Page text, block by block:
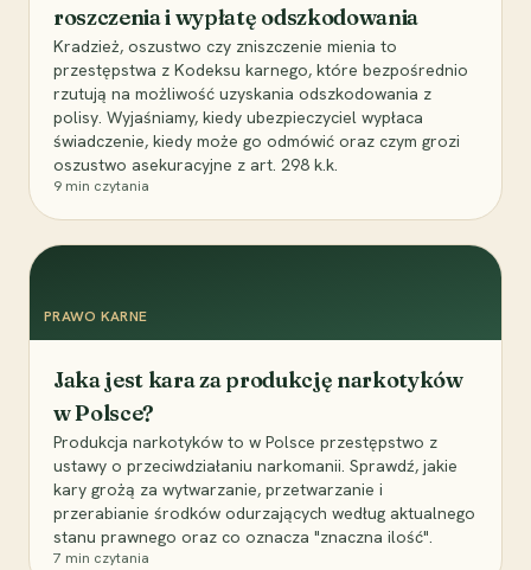
roszczenia i wypłatę odszkodowania
Kradzież, oszustwo czy zniszczenie mienia to
przestępstwa z Kodeksu karnego, które bezpośrednio
rzutują na możliwość uzyskania odszkodowania z
polisy. Wyjaśniamy, kiedy ubezpieczyciel wypłaca
świadczenie, kiedy może go odmówić oraz czym grozi
oszustwo asekuracyjne z art. 298 k.k.
9 min czytania
PRAWO KARNE
Jaka jest kara za produkcję narkotyków
w Polsce?
Produkcja narkotyków to w Polsce przestępstwo z
ustawy o przeciwdziałaniu narkomanii. Sprawdź, jakie
kary grożą za wytwarzanie, przetwarzanie i
przerabianie środków odurzających według aktualnego
stanu prawnego oraz co oznacza "znaczna ilość".
7 min czytania